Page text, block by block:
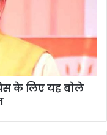
के लिए यह बोले